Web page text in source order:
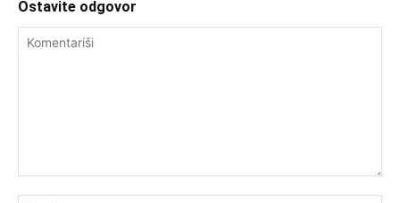
Ostavite odgovor